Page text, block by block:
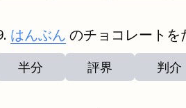
はんぶん のチョコレートを
半分 評界 判介